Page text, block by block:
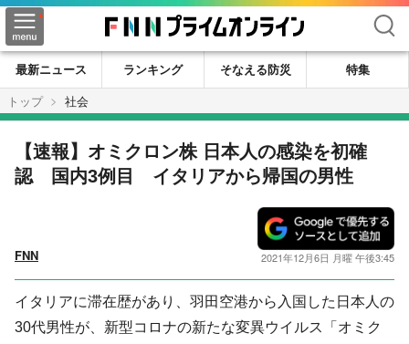
検索
最新ニュース ランキング そなえる防災
特集
トップ
社会
【速報】オミクロン株 日本人の感染を初確
認 国内3例目 イタリアから帰国の男性
FNN 2021年12月6日 月曜 午後3:45
イタリアに滞在歴があり、羽田空港から入国した日本人の
30代男性が、新型コロナの新たな変異ウイルス「オミク